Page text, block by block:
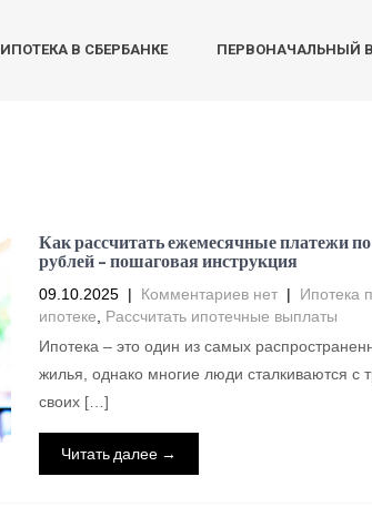
ИПОТЕКА В СБЕРБАНКЕ ПЕРВОНАЧАЛЬНЫЙ
Как рассчитать ежемесячные платежи
рублей – пошаговая инструкция
09.10.2025 | Комментариев нет | Ипотека
ипотеке
Рассчитать ипотечные выплаты
Ипотека – это один из самых
жилья, однако многие люди сталкиваются с
своих […]
Читать далее →